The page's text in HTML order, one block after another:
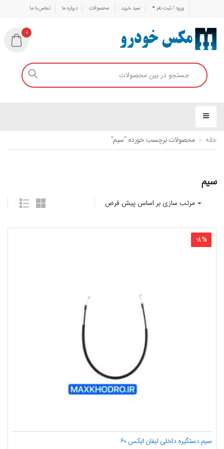
ورود / ثبت نام سبد خرید محصولات درباره ما تماس با ما
0
خانه محصولات برچسب خورده “سیم”
سیم
-8%
سیم دستگیره داخلی لیفان ایکس ۶۰